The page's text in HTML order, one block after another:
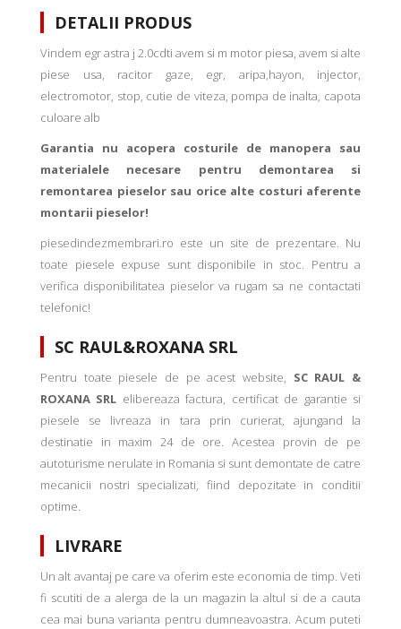
DETALII PRODUS
Vindem egr astra j 2.0cdti avem si m motor piesa, avem si alte
piese usa, racitor gaze, egr, aripa,hayon, injector,
electromotor, stop, cutie de viteza, pompa de inalta, capota
culoare alb
Garantia nu acopera costurile de manopera sau
materialele necesare pentru demontarea si
remontarea pieselor sau orice alte costuri aferente
montarii pieselor!
piesedindezmembrari.ro este un site de prezentare. Nu
toate piesele expuse sunt disponibile in stoc. Pentru a
verifica disponibilitatea pieselor va rugam sa ne contactati
telefonic!
SC RAUL&ROXANA SRL
Pentru toate piesele de pe acest website, SC RAUL &
ROXANA SRL elibereaza factura, certificat de garantie si
piesele se livreaza in tara prin curierat, ajungand la
destinatie in maxim 24 de ore. Acestea provin de pe
autoturisme nerulate in Romania si sunt demontate de catre
mecanicii nostri specializati, fiind depozitate in conditii
optime.
LIVRARE
Un alt avantaj pe care va oferim este economia de timp. Veti
fi scutiti de a alerga de la un magazin la altul si de a cauta
cea mai buna varianta pentru dumneavoastra. Acum puteti